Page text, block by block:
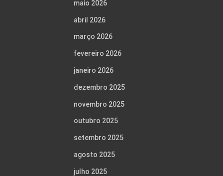
maio 2026
abril 2026
março 2026
fevereiro 2026
janeiro 2026
dezembro 2025
novembro 2025
outubro 2025
setembro 2025
agosto 2025
julho 2025